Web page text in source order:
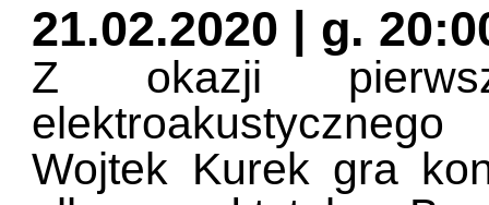
21.02.2020 | g.
Z okazji
Wojtek Kurek gra